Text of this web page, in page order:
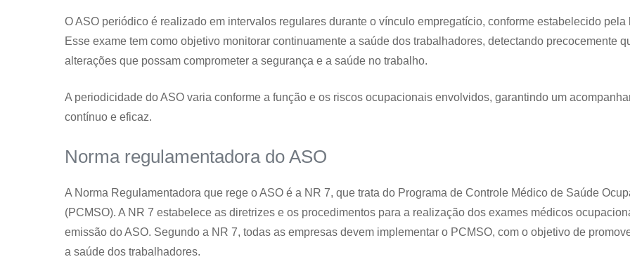
O ASO periódico é realizado em intervalos regulares durante o vínculo empregatício, conforme estabelecido pela
Esse exame tem como objetivo monitorar continuamente a saúde dos trabalhadores, detectando precocemente
alterações que possam comprometer a segurança e a saúde no trabalho.
A periodicidade do ASO varia conforme a função e os riscos ocupacionais envolvidos, garantindo um
contínuo e eficaz.
Norma regulamentadora do ASO
A Norma Regulamentadora que rege o ASO é a NR 7, que trata do Programa de Controle Médico de Saúde
(PCMSO). A NR 7 estabelece as diretrizes e os procedimentos para a realização dos exames médicos
emissão do ASO. Segundo a NR 7, todas as empresas devem implementar o PCMSO, com o objetivo de
a saúde dos trabalhadores.